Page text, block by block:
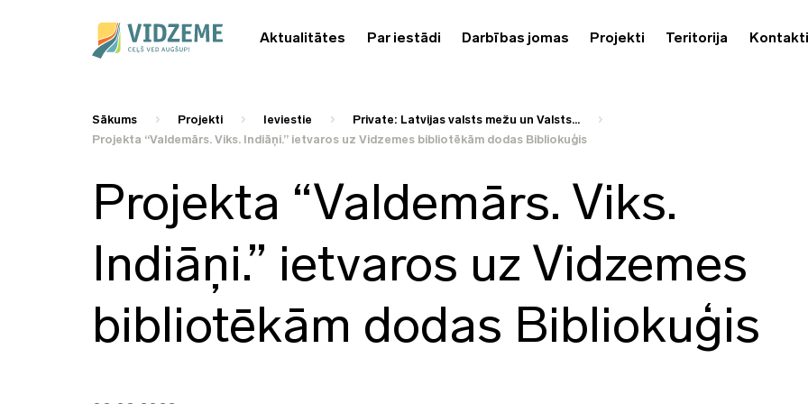
Aktualitātes Par iestādi Darbības jomas Projekti Teritorija Kontakti
Sākums Projekti Ieviestie
Private: Latvijas valsts mežu un Valsts...
Projekta “Valdemārs. Viks. Indiāņi.” ietvaros uz Vidzemes bibliotēkām dodas Bibliokuģis
Projekta “Valdemārs. Viks.
Indiāņi.” ietvaros uz Vidzemes
bibliotēkām dodas Bibliokuģis